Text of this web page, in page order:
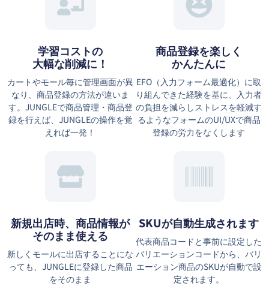
学習コストの
大幅な削減に！
カートやモール毎に管理画面が異
なり、商品登録の方法が違いま
す。JUNGLEで商品管理・商品登
録を行えば、JUNGLEの操作を覚
えれば一発！
商品登録を楽しく
かんたんに
EFO（⼊⼒フォーム最適化）に取
り組んできた経験を基に、⼊⼒者
の負担を減らしストレスを軽減す
るようなフォームのUI/UXで商品
登録の労力をなくします
新規出店時、商品情報が
そのまま使える
新しくモールに出店することにな
っても、JUNGLEに登録した商品
をそのまま
SKUが自動生成されます
代表商品コードと事前に設定した
バリエーションコードから、バリ
エーション商品のSKUが自動で設
定されます。